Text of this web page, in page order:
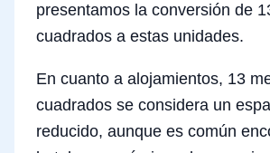
presentamos la conversión de
cuadrados a estas unidades.
En cuanto a alojamientos, 13
cuadrados se considera un
reducido, aunque es común